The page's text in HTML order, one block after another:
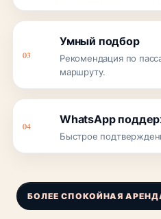
03
Умный подбор
Рекомендация по
маршруту.
04 WhatsApp
Быстрое
БОЛЕЕ СПОКОЙНАЯ